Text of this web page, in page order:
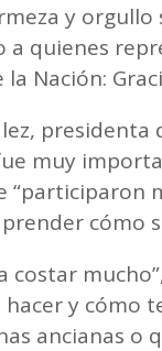
y
a quienes
Nación:
muy
“participaron
cómo
costar
hacer y cómo
ancianas o